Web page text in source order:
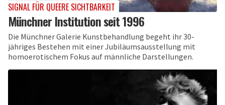
SIGNAL FÜR QUEERE SICHTBARKEIT
Münchner Institution seit 1996
Die Münchner Galerie Kunstbehandlung begeht ihr 30-
jähriges Bestehen mit einer Jubiläumsausstellung mit
homoerotischem Fokus auf männliche Darstellungen.